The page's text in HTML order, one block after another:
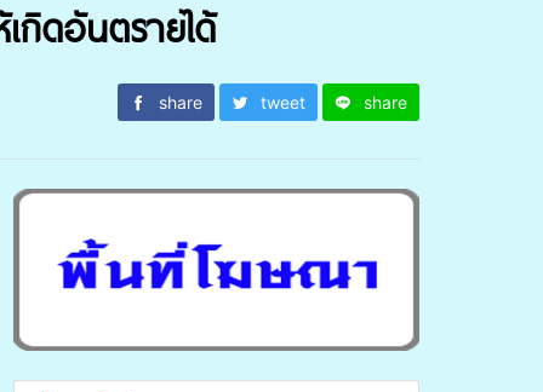
กิดอันตรายได้
share tweet share